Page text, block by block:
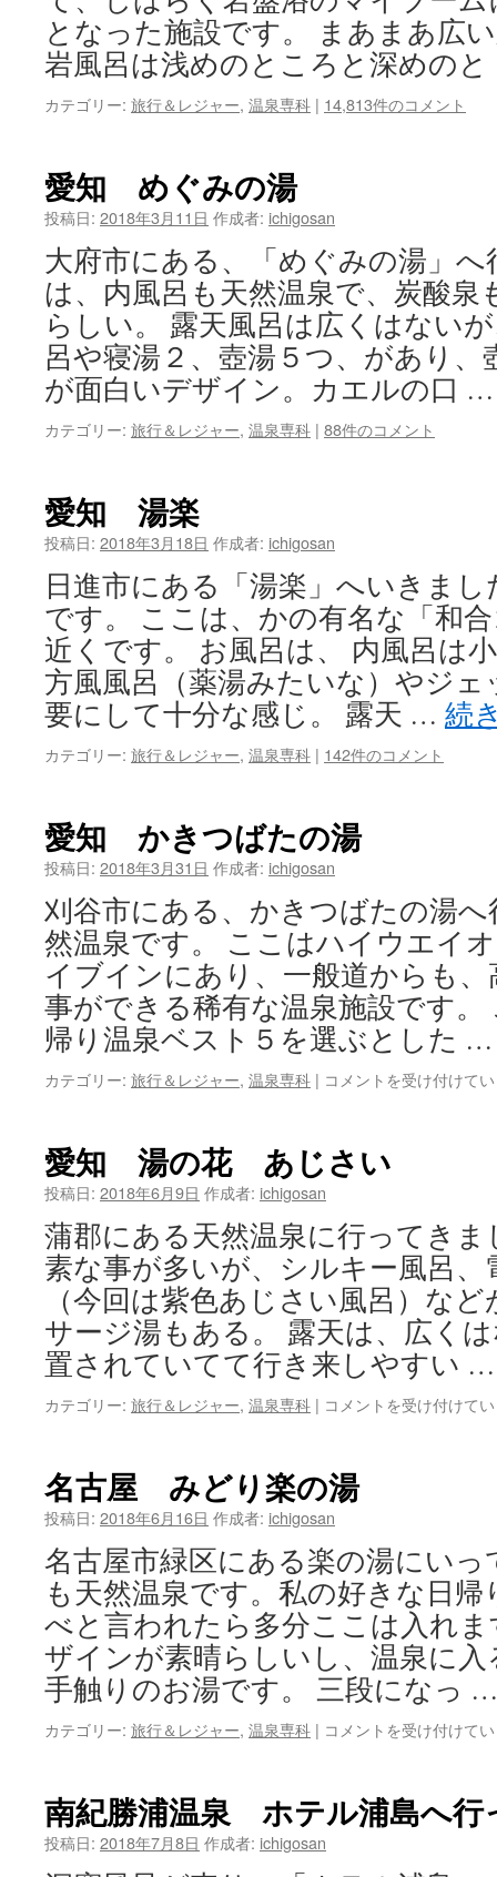
となった施設です。 まあまあ広
岩風呂は浅めのところと深めの
カテゴリー: 旅行＆レジャー, 温泉専科 | 14,813件のコメント
愛知 めぐみの湯
投稿日: 2018年3月11日 作成者: ichigosan
大府市にある、「めぐみの湯」
は、内風呂も天然温泉で、炭酸泉
らしい。 露天風呂は広くはない
呂や寝湯２、壺湯５つ、があり
が面白いデザイン。カエルの口
カテゴリー: 旅行＆レジャー, 温泉専科 | 88件のコメント
愛知 湯楽
投稿日: 2018年3月18日 作成者: ichigosan
日進市にある「湯楽」へいきま
です。 ここは、かの有名な「和
近くです。 お風呂は、 内風呂は
方風風呂（薬湯みたいな）やジ
要にして十分な感じ。 露天 … 続
カテゴリー: 旅行＆レジャー, 温泉専科 | 142件のコメント
愛知 かきつばたの湯
投稿日: 2018年3月31日 作成者: ichigosan
刈谷市にある、かきつばたの湯
然温泉です。 ここはハイウエイ
イブインにあり、一般道からも
事ができる稀有な温泉施設です。
帰り温泉ベスト５を選ぶとした
カテゴリー: 旅行＆レジャー, 温泉専科 | 愛
つ
ば
の
湯
は
コメントを受け付けて
愛知 湯の花 あじさい
投稿日: 2018年6月9日 作成者: ichigosan
蒲郡にある天然温泉に行ってきま
素な事が多いが、シルキー風呂、
（今回は紫色あじさい風呂）な
サージ湯もある。 露天は、広く
置されていてて行き来しやすい
カテゴリー: 旅行＆レジャー, 温泉専科 | 愛
の
花
あ
さ
い
は
コメントを受け付けて
名古屋 みどり楽の湯
投稿日: 2018年6月16日 作成者: ichigosan
名古屋市緑区にある楽の湯にい
も天然温泉です。私の好きな日
べと言われたら多分ここは入れ
ザインが素晴らしいし、温泉に
手触りのお湯です。 三段になっ
カテゴリー: 旅行＆レジャー, 温泉専科 | 名
ど
り
コメントを受け付けて
南紀勝浦温泉 ホテル浦島へ行
投稿日: 2018年7月8日 作成者: ichigosan